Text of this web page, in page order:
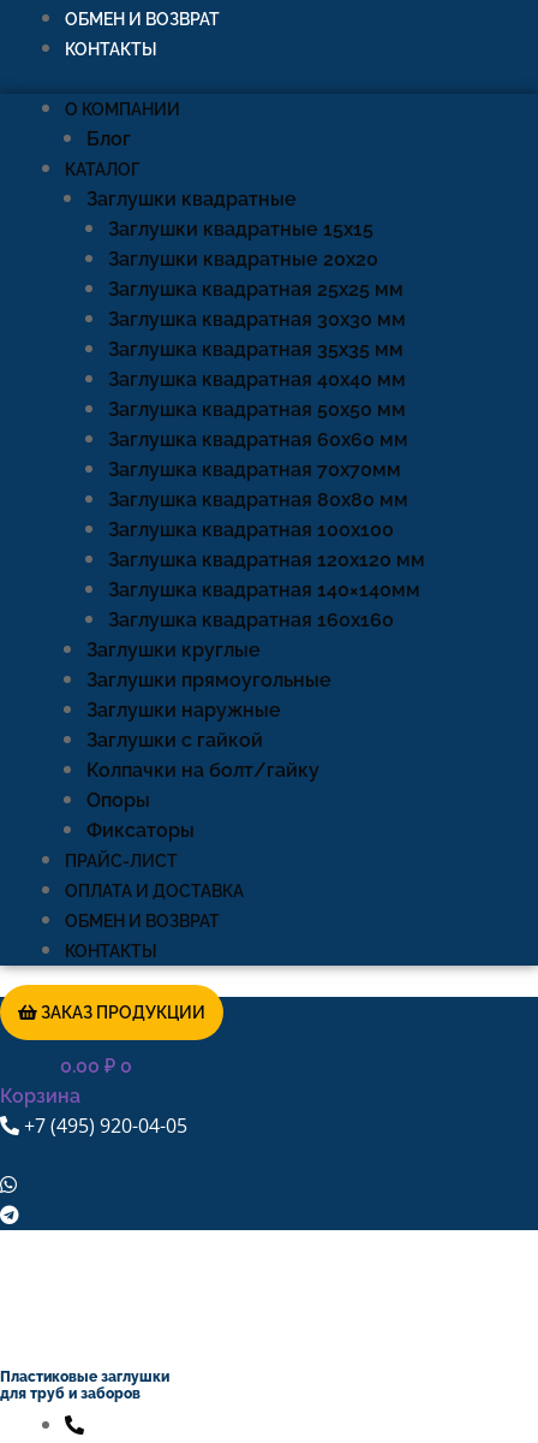
ОБМЕН И ВОЗВРАТ
КОНТАКТЫ
О КОМПАНИИ
Блог
КАТАЛОГ
Заглушки квадратные
Заглушки квадратные 15х15
Заглушки квадратные 20х20
Заглушка квадратная 25х25 мм
Заглушка квадратная 30х30 мм
Заглушка квадратная 35х35 мм
Заглушка квадратная 40х40 мм
Заглушка квадратная 50х50 мм
Заглушка квадратная 60х60 мм
Заглушка квадратная 70х70мм
Заглушка квадратная 80х80 мм
Заглушка квадратная 100х100
Заглушка квадратная 120х120 мм
Заглушка квадратная 140×140мм
Заглушка квадратная 160х160
Заглушки круглые
Заглушки прямоугольные
Заглушки наружные
Заглушки с гайкой
Колпачки на болт/гайку
Опоры
Фиксаторы
ПРАЙС-ЛИСТ
ОПЛАТА И ДОСТАВКА
ОБМЕН И ВОЗВРАТ
КОНТАКТЫ
ЗАКАЗ ПРОДУКЦИИ
0.00 ₽ 0
Корзина
+7 (495) 920-04-05
Пластиковые заглушки
для труб и заборов